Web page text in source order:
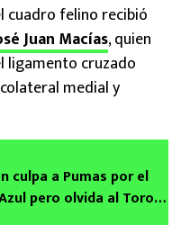
cuadro felino recibió
Juan Macías, quien
ligamento cruzado
medial y
culpa a Pumas por el
pero olvida al Toro